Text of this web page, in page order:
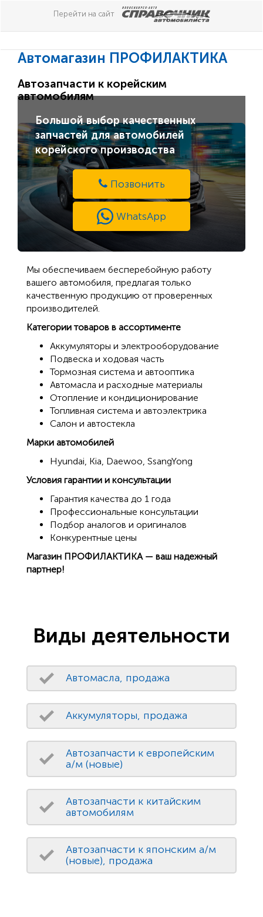
Перейти на сайт
Автомагазин ПРОФИЛАКТИКА
Автозапчасти к корейским
автомобилям
Большой выбор качественных
запчастей для автомобилей
корейского производства
Позвонить
WhatsApp
Мы обеспечиваем бесперебойную работу
вашего автомобиля, предлагая только
качественную продукцию от проверенных
производителей.
Категории товаров в ассортименте
Аккумуляторы и электрооборудование
Подвеска и ходовая часть
Тормозная система и автооптика
Автомасла и расходные материалы
Отопление и кондиционирование
Топливная система и автоэлектрика
Салон и автостекла
Марки автомобилей
Hyundai, Kia, Daewoo, SsangYong
Условия гарантии и консультации
Гарантия качества до 1 года
Профессиональные консультации
Подбор аналогов и оригиналов
Конкурентные цены
Магазин ПРОФИЛАКТИКА — ваш надежный
партнер!
Виды деятельности
Автомасла, продажа
Аккумуляторы, продажа
Автозапчасти к европейским
а/м (новые)
Автозапчасти к китайским
автомобилям
Автозапчасти к японским а/м
(новые), продажа